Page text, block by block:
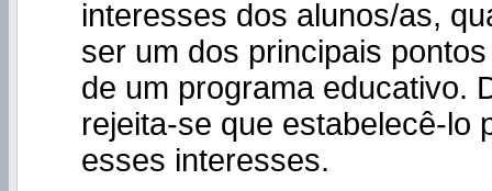
interesses dos alunos/as,
ser um dos principais
de um programa educativo.
rejeita-se que estabelecê-lo
esses interesses.